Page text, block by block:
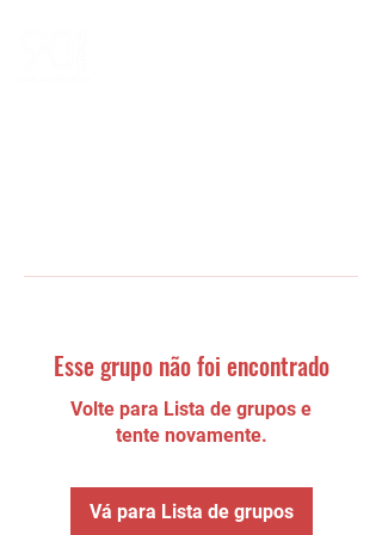
Esse grupo não foi encontrado
Volte para Lista de grupos e
tente novamente.
Vá para Lista de grupos